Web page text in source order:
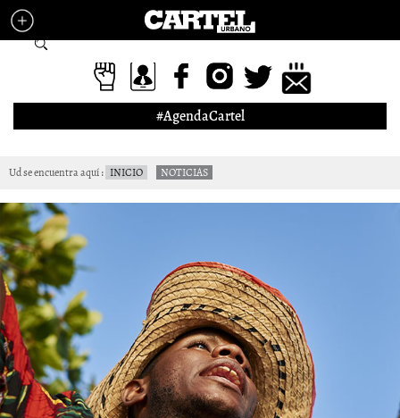
Pasar al contenido principal
Formulario de búsqueda
#AgendaCartel
Ud se encuentra aquí INICIO NOTICIAS